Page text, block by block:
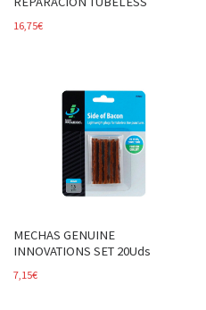
16,75€
MECHAS GENUINE
INNOVATIONS SET 20Uds
7,15€